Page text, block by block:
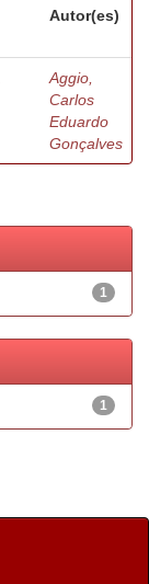
Autor(es)
Aggio,
Carlos
Eduardo
Gonçalves
1
1